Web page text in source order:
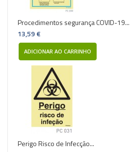
Procedimentos segurança COVID-19...
13,59 €
ADICIONAR AO CARRINHO
Perigo Risco de Infecção...